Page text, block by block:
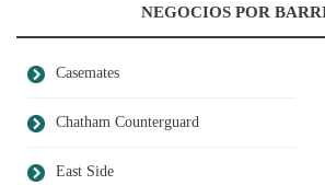
NEGOCIOS POR
Casemates
Chatham Counterguard
East Side